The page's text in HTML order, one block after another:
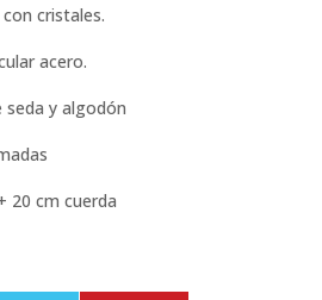
cristales.
acero.
seda y algodón
20 cm cuerda